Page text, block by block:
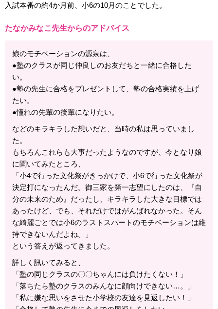
入試本番の約4か月前、小6の10月のことでした。
たなかみなこ先生からのアドバイス
娘のモチベーションの源泉は、
●塾のクラスが同じ仲良しのお友だちと一緒に合格した
い。
●塾の先生に合格をプレゼントして、塾の合格実績を上げ
たい。
●憧れの先輩の後輩になりたい。
などのキラキラした想いだと、当時の私は思っていまし
た。
もちろんこれらも大事だったようなのですが、今となり娘
に聞いてみたところ、
「小4で行った文化祭がきっかけで、小6で行った文化祭が
決定打になったんだ。御三家を第一志望にしたのは、『自
分の未来のため』だったし、キラキラした大きな目標では
あったけど、でも、それだけではがんばれなかった。そん
な綺麗ごとでは小6のラストスパートのモチベーションは維
持できないんだよね。」
という答えが返ってきました。
詳しく訊いてみると、
「塾の同じクラスの〇〇ちゃんには負けたくない！」
「落ちたら塾のクラスのみんなに顔向けできない…。」
「私に嫌な思いをさせた小学校の友達を見返したい！」